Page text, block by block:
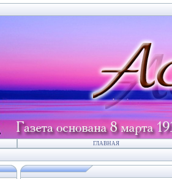
ГЛАВНАЯ